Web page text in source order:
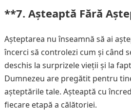
**7. Așteaptă Fără
Așteptarea nu înseamnă să ai
încerci să controlezi cum și când
deschis la surprizele vieții și la
Dumnezeu are pregătit pentru
așteptările tale. Așteaptă cu
fiecare etapă a călătoriei.